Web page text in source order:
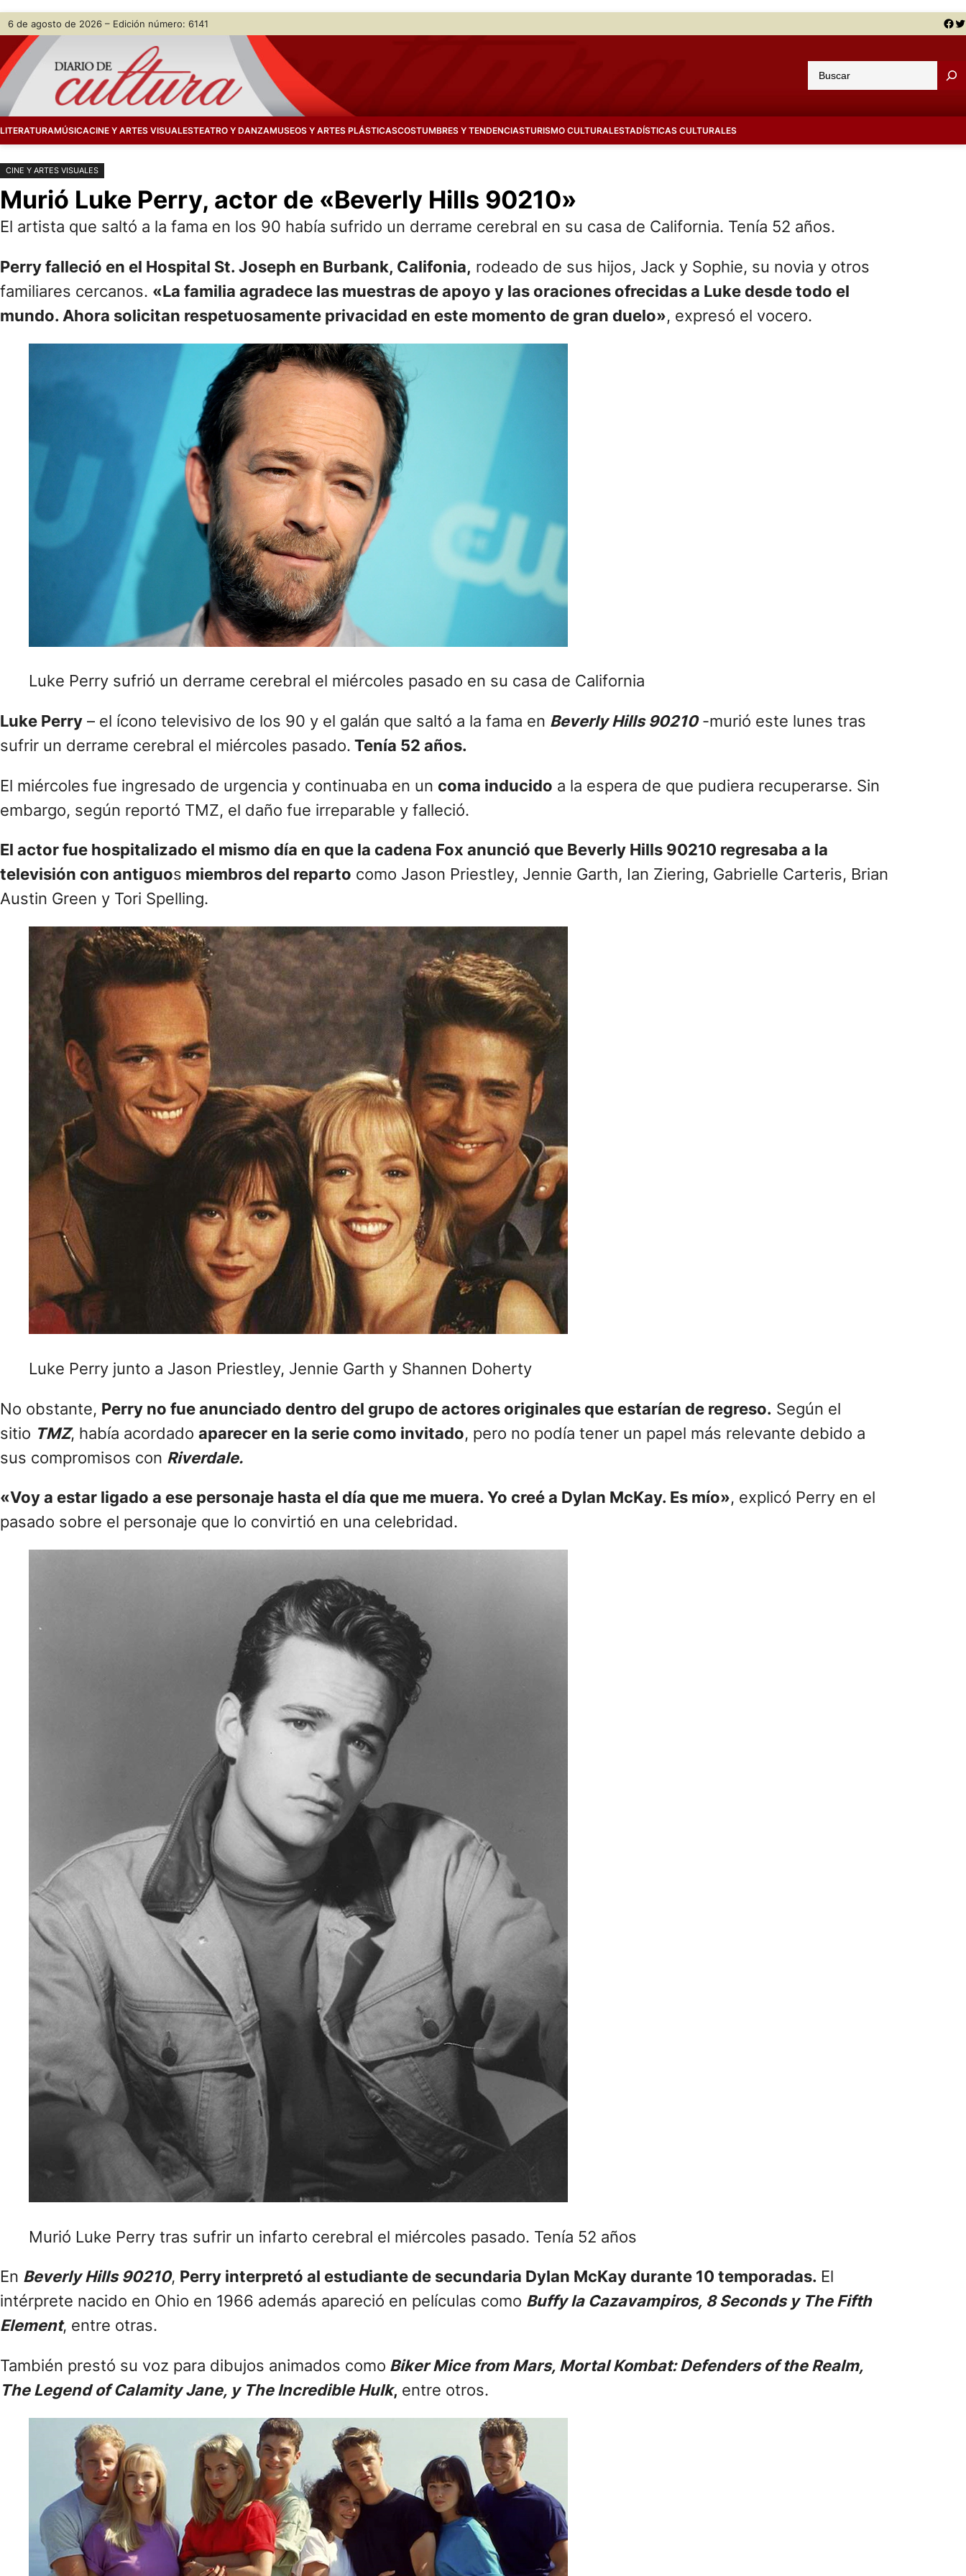
Saltar
contenido
Skip
content
6 de agosto de 2026 – Edición número: 6141 Facebook Twitter
u
a
LITERATURAMÚSICACINE Y ARTES VISUALESTEATRO Y DANZAMUSEOS Y ARTES PLÁSTICASCOSTUMBRES Y TENDENCIASTURISMO CULTURALESTADÍSTICAS CULTURALES
CINE Y ARTES VISUALES
Murió Luke Perry, actor de «Beverly Hills 90210»
El artista que saltó a la fama en los 90 había sufrido un derrame cerebral en su casa de California. Tenía 52 años.
Perry falleció en el Hospital St. Joseph en Burbank, Califonia, rodeado de sus hijos, Jack y Sophie, su novia y otros
familiares cercanos. «La familia agradece las muestras de apoyo y las oraciones ofrecidas a Luke desde todo el
mundo. Ahora solicitan respetuosamente privacidad en este momento de gran duelo», expresó el vocero.
Luke Perry sufrió un derrame cerebral el miércoles pasado en su casa de California
Luke Perry – el ícono televisivo de los 90 y el galán que saltó a la fama en Beverly Hills 90210-murió este lunes tras
sufrir un derrame cerebral el miércoles pasado. Tenía 52 años.
El miércoles fue ingresado de urgencia y continuaba en un coma inducido a la espera de que pudiera recuperarse. Sin
embargo, según reportó TMZ, el daño fue irreparable y falleció.
El actor fue hospitalizado el mismo día en que la cadena Fox anunció que Beverly Hills 90210 regresaba a la
televisión con antiguos miembros del reparto como Jason Priestley, Jennie Garth, Ian Ziering, Gabrielle Carteris, Brian
Austin Green y Tori Spelling.
Luke Perry junto a Jason Priestley, Jennie Garth y Shannen Doherty
No obstante, Perry no fue anunciado dentro del grupo de actores originales que estarían de regreso. Según el
sitio TMZ, había acordado aparecer en la serie como invitado, pero no podía tener un papel más relevante debido a
sus compromisos con Riverdale.
«Voy a estar ligado a ese personaje hasta el día que me muera. Yo creé a Dylan McKay. Es mío», explicó Perry en el
pasado sobre el personaje que lo convirtió en una celebridad.
Murió Luke Perry tras sufrir un infarto cerebral el miércoles pasado. Tenía 52 años
En Beverly Hills 90210, Perry interpretó al estudiante de secundaria Dylan McKay durante 10 temporadas. El
intérprete nacido en Ohio en 1966 además apareció en películas como Buffy la Cazavampiros, 8 Seconds y The Fifth
Element, entre otras.
También prestó su voz para dibujos animados como Biker Mice from Mars, Mortal Kombat: Defenders of the Realm,
The Legend of Calamity Jane, y The Incredible Hulk, entre otros.